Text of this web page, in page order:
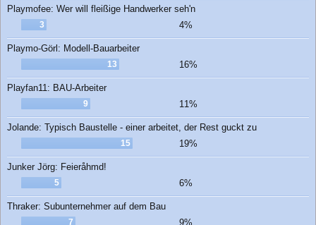
Playmofee: Wer will fleißige Handwerker seh'n
3 4%
Playmo-Görl: Modell-Bauarbeiter
13 16%
Playfan11: BAU-Arbeiter
9 11%
Jolande: Typisch Baustelle - einer arbeitet, der Rest guckt zu
15 19%
Junker Jörg: Feieråhmd!
5 6%
Thraker: Subunternehmer auf dem Bau
7 9%